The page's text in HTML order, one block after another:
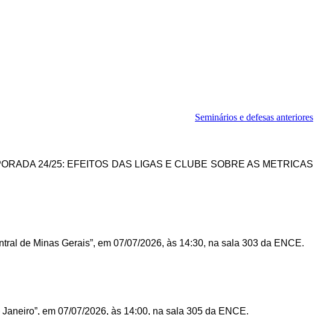
Seminários e defesas anteriores
24/25: EFEITOS DAS LIGAS E CLUBE SOBRE AS METRICAS
de Minas Gerais”, em 07/07/2026, às 14:30, na sala 303 da ENCE.
em 07/07/2026, às 14:00, na sala 305 da ENCE.